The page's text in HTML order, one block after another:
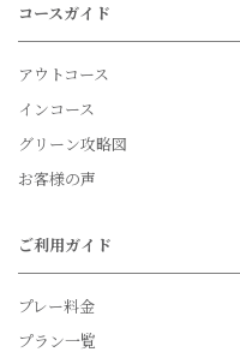
コースガイド
アウトコース
インコース
グリーン攻略図
お客様の声
ご利用ガイド
プレー料金
プラン一覧